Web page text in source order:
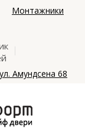
Монтажники
Амундсена 68